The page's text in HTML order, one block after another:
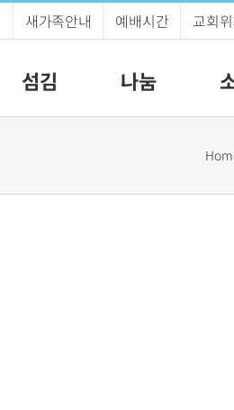
새가족안내 예배시간 교회
섬김 나눔